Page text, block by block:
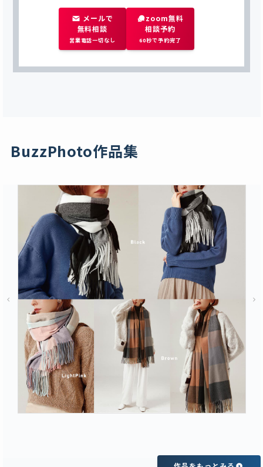
メールで
無料相談
営業電話一切なし
zoom無料
相談予約
60秒で予約完了
BuzzPhoto作品集